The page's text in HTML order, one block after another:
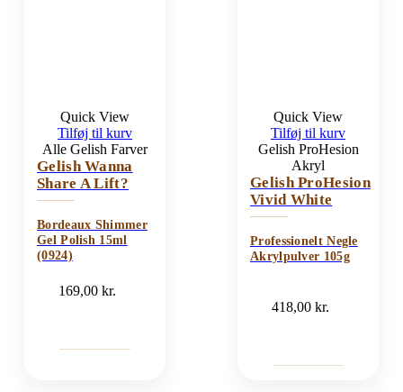
Quick View
Tilføj til kurv
Alle Gelish Farver
Gelish Wanna
Share A Lift?
Bordeaux Shimmer
Gel Polish 15ml
(0924)
169,00kr.
Quick View
Tilføj til kurv
Gelish ProHesion
Akryl
Gelish ProHesion
Vivid White
Professionelt Negle
Akrylpulver 105g
418,00kr.